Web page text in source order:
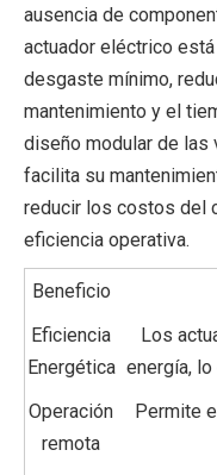
ausencia de
actuador eléctrico
desgaste mínimo,
mantenimiento y el
diseño modular de las
facilita su
reducir los costos del
eficiencia operativa.
Beneficio
Eficiencia
Energética
Los
energía,
Operación
remota
Permite